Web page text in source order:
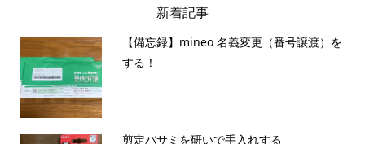
新着記事
【備忘録】mineo 名義変更（番号譲渡）を
する！
剪定バサミを研いで手入れする